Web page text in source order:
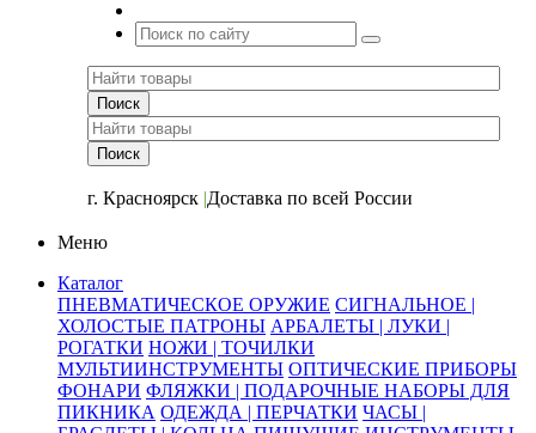
г. Красноярск |Доставка по всей России
Меню
Каталог
ПНЕВМАТИЧЕСКОЕ ОРУЖИЕ СИГНАЛЬНОЕ |
ХОЛОСТЫЕ ПАТРОНЫ АРБАЛЕТЫ | ЛУКИ |
РОГАТКИ НОЖИ | ТОЧИЛКИ
МУЛЬТИИНСТРУМЕНТЫ ОПТИЧЕСКИЕ ПРИБОРЫ
ФОНАРИ ФЛЯЖКИ | ПОДАРОЧНЫЕ НАБОРЫ ДЛЯ
ПИКНИКА ОДЕЖДА | ПЕРЧАТКИ ЧАСЫ |